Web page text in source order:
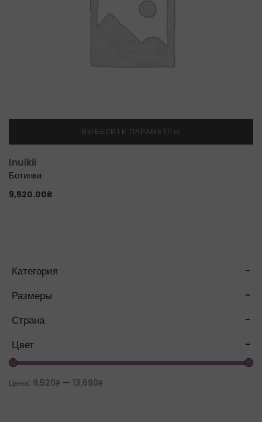
ВЫБЕРИТЕ ПАРАМЕТРЫ
Inuikii
Ботинки
9,520.00₴
Категория
-
Размеры
-
Страна
-
Цвет
-
Цена: 9,520₴ — 13,690₴